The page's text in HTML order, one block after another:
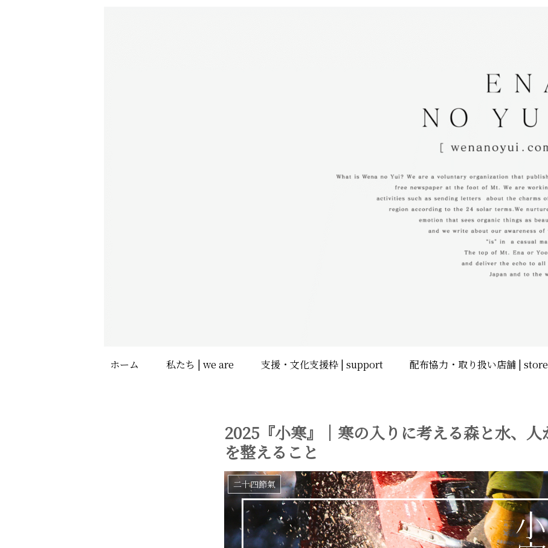
ホーム 私たち | we are 支援・文化支援枠 | support 配布協力・取り扱い店舗
2025『小寒』｜寒の入りに考える森と水、人
を整えること
二十四節氣